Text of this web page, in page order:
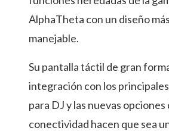
AlphaTheta con un diseño
manejable.
Su pantalla táctil de gran
integración con los
para DJ y las nuevas opciones
conectividad hacen que sea